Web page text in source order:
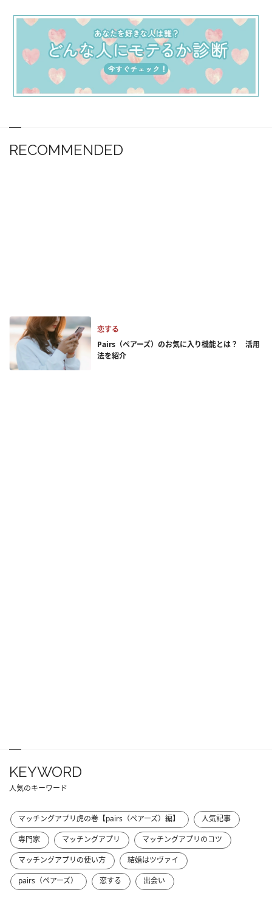
RECOMMENDED
恋する
Pairs（ペアーズ）のお気に入り機能とは？ 活用
法を紹介
KEYWORD
人気のキーワード
マッチングアプリ虎の巻【pairs（ペアーズ）編】
人気記事
専門家
マッチングアプリ
マッチングアプリのコツ
マッチングアプリの使い方
結婚はツヴァイ
pairs（ペアーズ）
恋する 出会い